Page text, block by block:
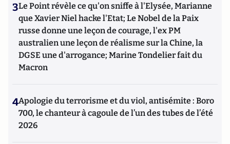
3Le Point révèle ce qu'on sniffe à l'Elysée, Marianne
que Xavier Niel hacke l'Etat; Le Nobel de la Paix
russe donne une leçon de courage, l'ex PM
australien une leçon de réalisme sur la Chine, la
DGSE une d'arrogance; Marine Tondelier fait du
Macron
4Apologie du terrorisme et du viol, antisémite : Boro
700, le chanteur à cagoule de l’un des tubes de l’été
2026